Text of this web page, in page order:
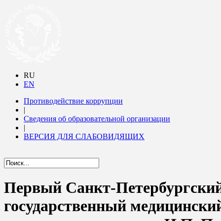
RU
EN
Противодействие коррупции
|
Сведения об образовательной организации
|
ВЕРСИЯ ДЛЯ СЛАБОВИДЯЩИХ
Первый Санкт-
государственный